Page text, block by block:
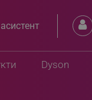

Dyson